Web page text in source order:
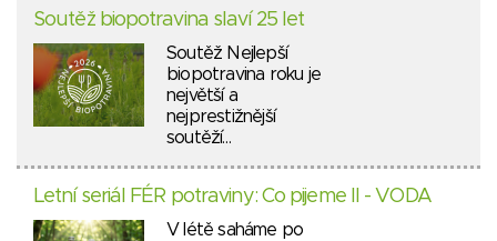
Soutěž biopotravina slaví 25 let
Soutěž Nejlepší
biopotravina roku je
největší a
nejprestižnější
soutěží…
Letní seriál FÉR potraviny: Co pijeme II - VODA
V létě saháme po